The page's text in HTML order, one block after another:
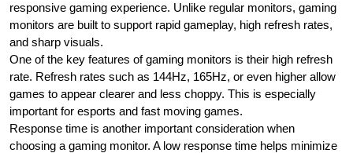
responsive gaming experience. Unlike regular monitors, gaming
monitors are built to support rapid gameplay, high refresh rates,
and sharp visuals.
One of the key features of gaming monitors is their high refresh
rate. Refresh rates such as 144Hz, 165Hz, or even higher allow
games to appear clearer and less choppy. This is especially
important for esports and fast moving games.
Response time is another important consideration when
choosing a gaming monitor. A low response time helps minimize